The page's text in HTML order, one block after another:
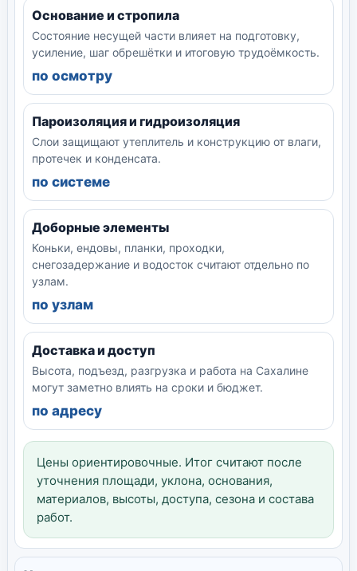
Основание и стропила
Состояние несущей части влияет на подготовку,
усиление, шаг обрешётки и итоговую трудоёмкость.
по осмотру
Пароизоляция и гидроизоляция
Слои защищают утеплитель и конструкцию от влаги,
протечек и конденсата.
по системе
Доборные элементы
Коньки, ендовы, планки, проходки,
снегозадержание и водосток считают отдельно по
узлам.
по узлам
Доставка и доступ
Высота, подъезд, разгрузка и работа на Сахалине
могут заметно влиять на сроки и бюджет.
по адресу
Цены ориентировочные. Итог считают после
уточнения площади, уклона, основания,
материалов, высоты, доступа, сезона и состава
работ.